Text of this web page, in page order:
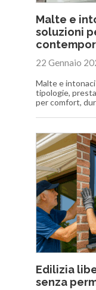
Malte e
soluzioni
22 Gennaio
Malte e intonaci
tipologie,
per comfort,
Edilizia
senza